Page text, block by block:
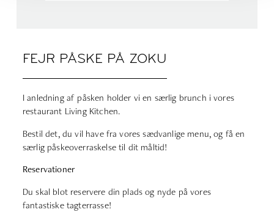
FEJR PÅSKE PÅ ZOKU
I anledning af påsken holder vi en særlig brunch i vores
restaurant Living Kitchen.
Bestil det, du vil have fra vores sædvanlige menu, og få en
særlig påskeoverraskelse til dit måltid!
Reservationer
Du skal blot reservere din plads og nyde på vores
fantastiske tagterrasse!